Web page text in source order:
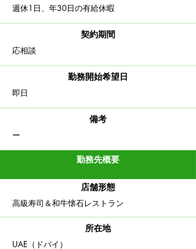
​週休1日、年30日の有給休暇
契約期間
​応相談
勤務開始希望日
​即日
備考
ー
店舗形態
高級寿司＆和牛懐石レストラン
​所在地
UAE（ドバイ）
勤務先概要